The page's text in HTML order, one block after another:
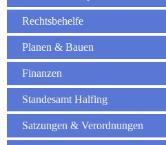
Rechtsbehelfe
Planen & Bauen
Finanzen
Standesamt Halfing
Satzungen & Verordnungen